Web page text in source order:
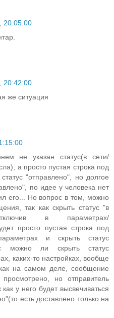
20:05:00
20:42:00
же ситуация
не указан статус(в сети/
а просто пустая строка под
"отправлено", но долгое
по идее у человека нет
его... Но вопрос в том, можно
так как скрыть статус "в
в параметрах/
просто пустая строка под
и скрыть статус
можно ли скрыть статус
каких-то настройках, вообще
на самом деле, сообщение
но отправитель
как у него будет высвечиваться
есть доставлено только на